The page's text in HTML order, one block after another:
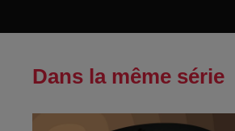
Dans la même série